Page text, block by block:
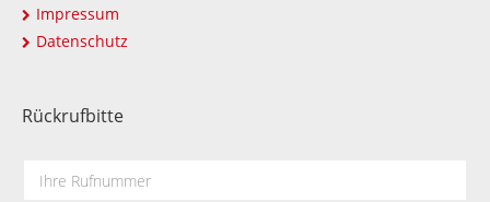
Impressum
Datenschutz
Rückrufbitte